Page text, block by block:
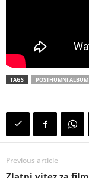
TAGS POSTHUMNI ALBUM
Previous article